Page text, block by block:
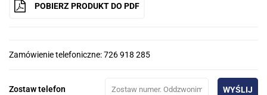
POBIERZ PRODUKT DO PDF
Zamówienie telefoniczne: 726 918 285
Zostaw telefon WYŚLIJ